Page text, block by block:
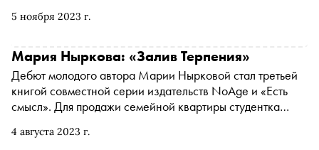
5 ноября 2023 г.
русский язык и литературу в селе Дудиново, и по
Она каждый день мечтает уволиться, но каждый день
снова едет в школу. Книга выходит в середине ноября в
рамках совместной серии миллениальной прозы
издательств «Есть смысл» и NoAge. «Сноб» публикует
отрывок
4 августа 2023 г.
Мария Ныркова: «​​Залив Терпения»
Дебют молодого автора Марии Нырковой стал третьей
книгой совместной серии издательств NoAge и «Есть
смысл». Для продажи семейной квартиры студентка
в прошлое. Смелый и откровенный текст о семейной